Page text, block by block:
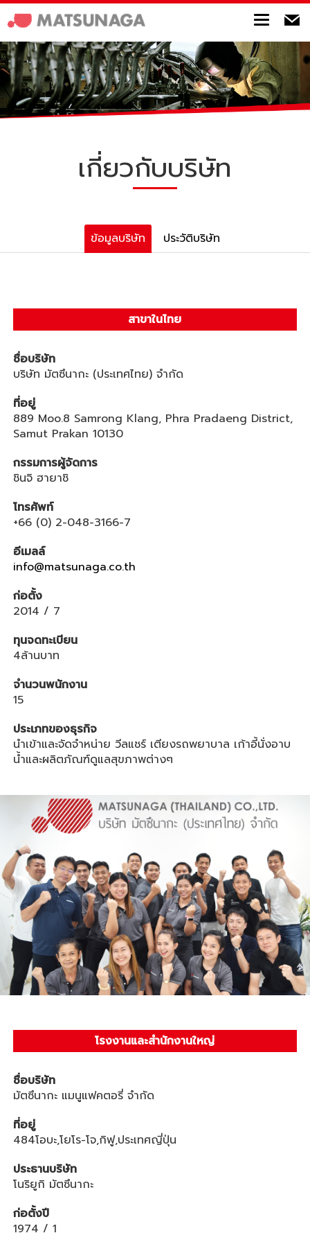
เกี่ยวกับบริษัท
ข้อมูลบริษัท ประวัติบริษัท
สาขาในไทย
ชื่อบริษัท
บริษัท มัตซึนากะ (ประเทศไทย) จำกัด
ที่อยู่
889 Moo.8 Samrong Klang, Phra Pradaeng District,
Samut Prakan 10130
กรรมการผู้จัดการ
ชินจิ ฮายาชิ
โทรศัพท์
+66 (0) 2-048-3166-7
อีเมลล์
info@matsunaga.co.th
ก่อตั้ง
2014 / 7
ทุนจดทะเบียน
4ล้านบาท
จำนวนพนักงาน
15
ประเภทของธุรกิจ
นำเข้าและจัดจำหน่าย วีลแชร์ เตียงรถพยาบาล เก้าอี้นั่งอาบ
น้ำและผลิตภัณฑ์ดูแลสุขภาพต่างๆ
โรงงานและสำนักงานใหญ่
ชื่อบริษัท
มัตซึนากะ แมนูแฟคตอรี่ จำกัด
ที่อยู่
484โอบะ,โยโร-โจ,กิฟู,ประเทศญี่ปุ่น
ประธานบริษัท
โนริยูกิ มัตซึนากะ
ก่อตั้งปี
1974 / 1